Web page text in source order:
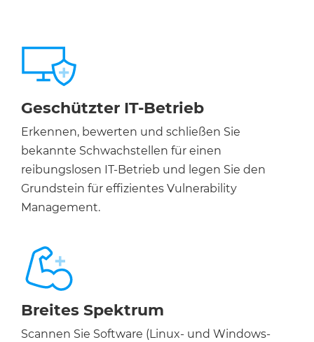
Geschützter IT-Betrieb
Erkennen, bewerten und schließen Sie
bekannte Schwachstellen für einen
reibungslosen IT-Betrieb und legen Sie den
Grundstein für effizientes Vulnerability
Management.
Breites Spektrum
Scannen Sie Software (Linux- und Windows-